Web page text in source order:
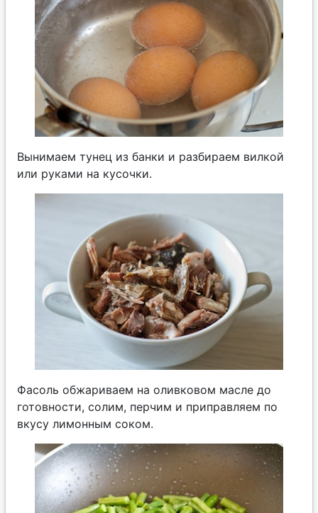
Вынимаем тунец из банки и разбираем вилкой
или руками на кусочки.
Фасоль обжариваем на оливковом масле до
готовности, солим, перчим и приправляем по
вкусу лимонным соком.